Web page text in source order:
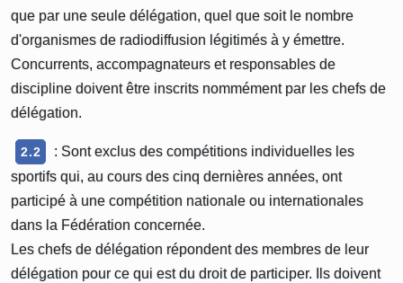
que par une seule délégation, quel que soit le nombre
d'organismes de radiodiffusion légitimés à y émettre.
Concurrents, accompagnateurs et responsables de
discipline doivent être inscrits nommément par les chefs de
délégation.
2.2
: Sont exclus des compétitions individuelles les
sportifs qui, au cours des cinq dernières années, ont
participé à une compétition nationale ou internationales
dans la Fédération concernée.
Les chefs de délégation répondent des membres de leur
délégation pour ce qui est du droit de participer. Ils doivent